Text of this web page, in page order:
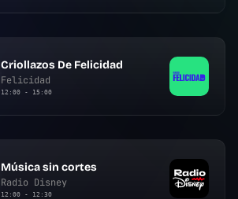
Criollazos De Felicidad
Felicidad
12:00 - 15:00
Música sin cortes
Radio Disney
12:00 - 12:30